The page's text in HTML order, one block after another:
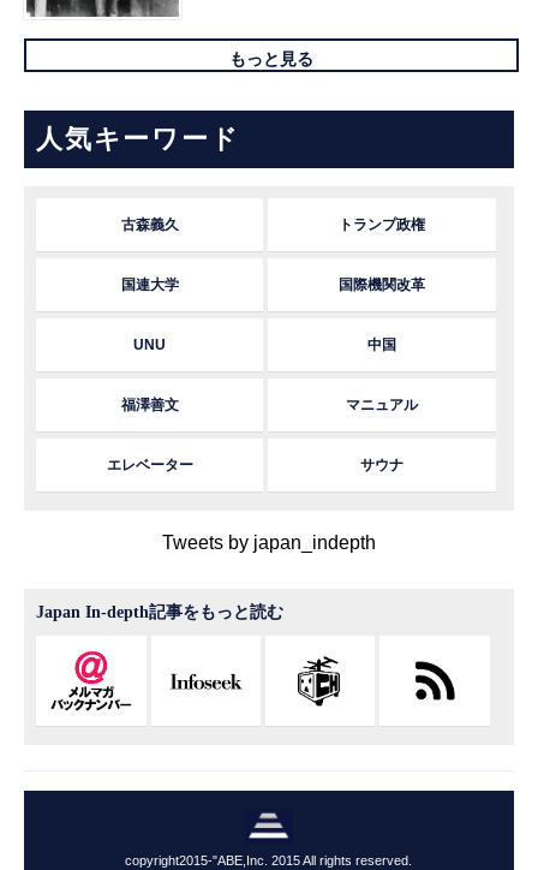
もっと見る
人気キーワード
古森義久 トランプ政権
国連大学 国際機関改革
UNU 中国
福澤善文 マニュアル
エレベーター サウナ
Tweets by japan_indepth
Japan In-depth記事をもっと読む
copyright2015-"ABE,Inc. 2015 All rights reserved.